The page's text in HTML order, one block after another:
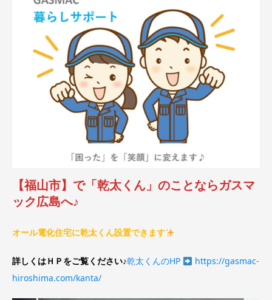
【福山市】で「乾太くん」のことならガスマ
ック広島へ♪
オール電化住宅に乾太くん設置できます
詳しくはＨＰをご覧ください♪乾太くんのHP
https://gasmac-
hiroshima.com/kanta/